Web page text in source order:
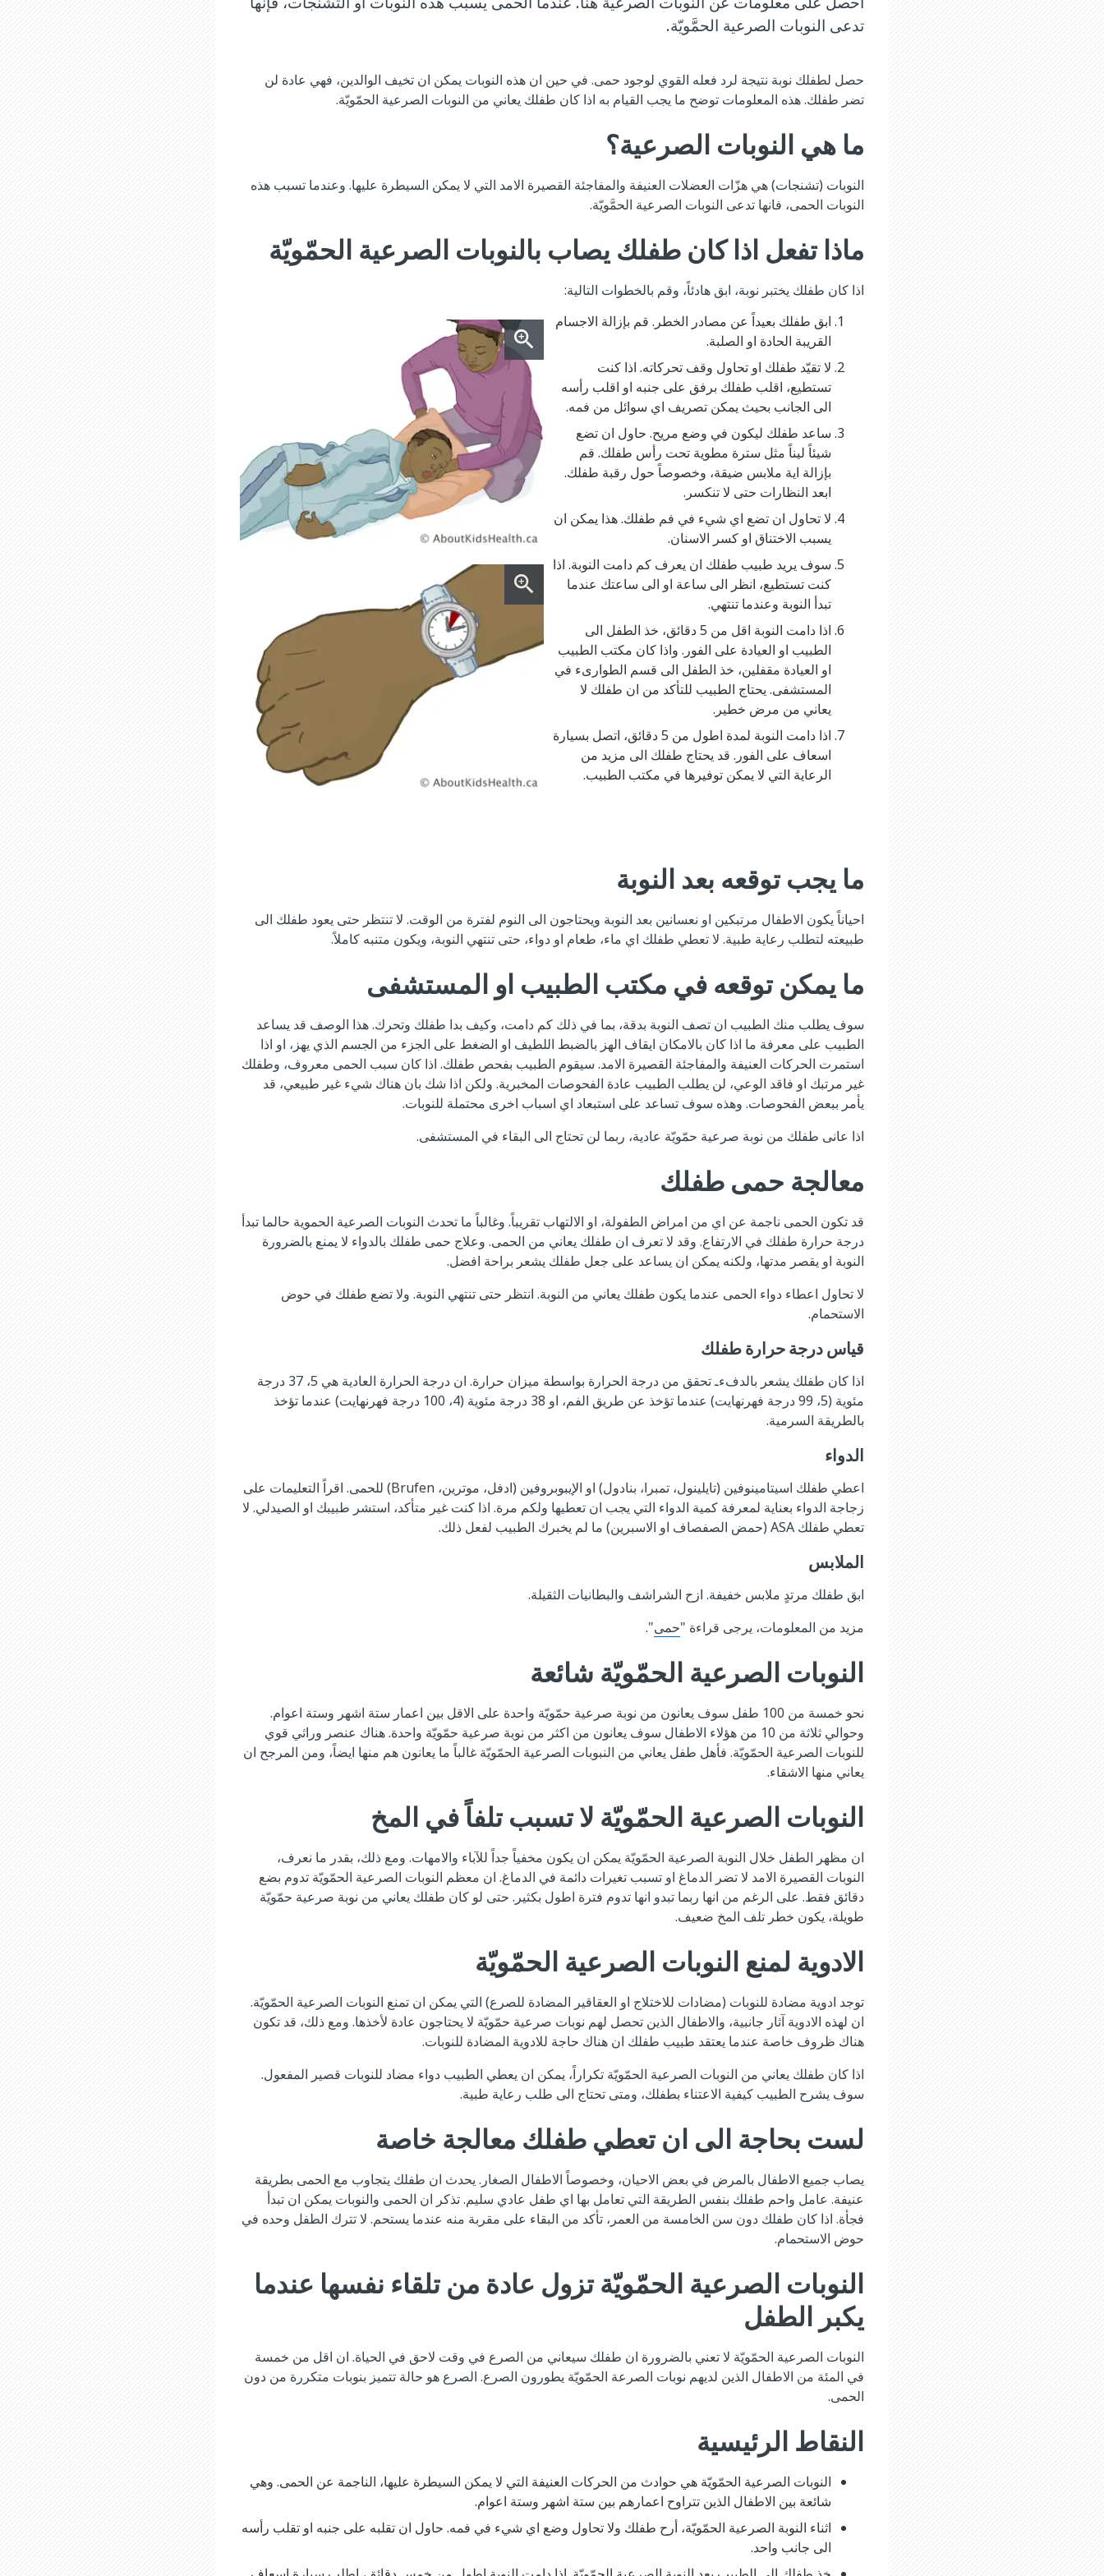
تدعى النوبات الصرعية الحمَّويّة.
حصل لطفلك نوبة نتيجة لرد فعله القوي لوجود حمى. في حين ان هذه النوبات يمكن ان تخيف الوالدين، فهي عادة لن
تضر طفلك. هذه المعلومات توضح ما يجب القيام به اذا كان طفلك يعاني من النوبات الصرعية الحمّويّة.
ما هي النوبات الصرعية؟
النوبات (تشنجات) هي هزّات العضلات العنيفة والمفاجئة القصيرة الامد التي لا يمكن السيطرة عليها. وعندما تسبب هذه
النوبات الحمى، فانها تدعى النوبات الصرعية الحمَّويّة.
ماذا تفعل اذا كان طفلك يصاب بالنوبات الصرعية الحمّويّة
اذا كان طفلك يختبر نوبة، ابق هادئاً، وقم بالخطوات التالية:
ابق طفلك بعيداً عن مصادر الخطر. قم بإزالة الاجسام
القريبة الحادة او الصلبة.
لا تقيّد طفلك او تحاول وقف تحركاته. اذا كنت
تستطيع، اقلب طفلك برفق على جنبه او اقلب رأسه
الى الجانب بحيث يمكن تصريف اي سوائل من فمه.
ساعد طفلك ليكون في وضع مريح. حاول ان تضع
شيئاً ليناً مثل سترة مطوية تحت رأس طفلك. قم
بإزالة اية ملابس ضيقة، وخصوصاً حول رقبة طفلك.
ابعد النظارات حتى لا تنكسر.
لا تحاول ان تضع اي شيء في فم طفلك. هذا يمكن ان
يسبب الاختناق او كسر الاسنان.
سوف يريد طبيب طفلك ان يعرف كم دامت النوبة. اذا
كنت تستطيع، انظر الى ساعة او الى ساعتك عندما
تبدأ النوبة وعندما تنتهي.
اذا دامت النوبة اقل من 5 دقائق، خذ الطفل الى
الطبيب او العيادة على الفور. واذا كان مكتب الطبيب
او العيادة مقفلين، خذ الطفل الى قسم الطوارىء في
المستشفى. يحتاج الطبيب للتأكد من ان طفلك لا
يعاني من مرض خطير.
اذا دامت النوبة لمدة اطول من 5 دقائق، اتصل بسيارة
اسعاف على الفور. قد يحتاج طفلك الى مزيد من
الرعاية التي لا يمكن توفيرها في مكتب الطبيب.
ما يجب توقعه بعد النوبة
احياناً يكون الاطفال مرتبكين او نعسانين بعد النوبة ويحتاجون الى النوم لفترة من الوقت. لا تنتظر حتى يعود طفلك الى
طبيعته لتطلب رعاية طبية. لا تعطي طفلك اي ماء، طعام او دواء، حتى تنتهي النوبة، ويكون متنبه كاملاً.
ما يمكن توقعه في مكتب الطبيب او المستشفى
سوف يطلب منك الطبيب ان تصف النوبة بدقة، بما في ذلك كم دامت، وكيف بدا طفلك وتحرك. هذا الوصف قد يساعد
الطبيب على معرفة ما اذا كان بالامكان ايقاف الهز بالضبط اللطيف او الضغط على الجزء من الجسم الذي يهز، او اذا
استمرت الحركات العنيفة والمفاجئة القصيرة الامد. سيقوم الطبيب بفحص طفلك. اذا كان سبب الحمى معروف، وطفلك
غير مرتبك او فاقد الوعي، لن يطلب الطبيب عادة الفحوصات المخبرية. ولكن اذا شك بان هناك شيء غير طبيعي، قد
يأمر ببعض الفحوصات. وهذه سوف تساعد على استبعاد اي اسباب اخرى محتملة للنوبات.
اذا عانى طفلك من نوبة صرعية حمّويّة عادية، ربما لن تحتاج الى البقاء في المستشفى.
معالجة حمى طفلك
قد تكون الحمى ناجمة عن اي من امراض الطفولة، او الالتهاب تقريباً. وغالباً ما تحدث النوبات الصرعية الحموية حالما تبدأ
درجة حرارة طفلك في الارتفاع. وقد لا تعرف ان طفلك يعاني من الحمى. وعلاج حمى طفلك بالدواء لا يمنع بالضرورة
النوبة او يقصر مدتها، ولكنه يمكن ان يساعد على جعل طفلك يشعر براحة افضل.
لا تحاول اعطاء دواء الحمى عندما يكون طفلك يعاني من النوبة. انتظر حتى تنتهي النوبة. ولا تضع طفلك في حوض
الاستحمام.
قياس درجة حرارة طفلك
اذا كان طفلك يشعر بالدفءـ تحقق من درجة الحرارة بواسطة ميزان حرارة. ان درجة الحرارة العادية هي 5، 37 درجة
مئوية (5، 99 درجة فهرنهايت) عندما تؤخذ عن طريق الفم، او 38 درجة مئوية (4، 100 درجة فهرنهايت) عندما تؤخذ
بالطريقة السرمية.
الدواء
اعطي طفلك اسيتامينوفين (تايلينول، تمبرا، بنادول) او الإيبوبروفين (ادفل، موترين، Brufen) للحمى. اقراً التعليمات على
زجاجة الدواء بعناية لمعرفة كمية الدواء التي يجب ان تعطيها ولكم مرة. اذا كنت غير متأكد، استشر طبيبك او الصيدلي. لا
تعطي طفلك ASA (حمض الصفصاف او الاسبرين) ما لم يخبرك الطبيب لفعل ذلك.
الملابس
ابق طفلك مرتدٍ ملابس خفيفة. ازح الشراشف والبطانيات الثقيلة.
مزيد من المعلومات، يرجى قراءة "حمى".
النوبات الصرعية الحمّويّة شائعة
نحو خمسة من 100 طفل سوف يعانون من نوبة صرعية حمّويّة واحدة على الاقل بين اعمار ستة اشهر وستة اعوام.
وحوالي ثلاثة من 10 من هؤلاء الاطفال سوف يعانون من اكثر من نوبة صرعية حمّويّة واحدة. هناك عنصر وراثي قوي
للنوبات الصرعية الحمّويّة. فأهل طفل يعاني من النبوبات الصرعية الحمّويّة غالباً ما يعانون هم منها ايضاً، ومن المرجح ان
يعاني منها الاشقاء.
النوبات الصرعية الحمّويّة لا تسبب تلفاً في المخ
ان مظهر الطفل خلال النوبة الصرعية الحمّويّة يمكن ان يكون مخفياً جداً للآباء والامهات. ومع ذلك، بقدر ما نعرف،
النوبات القصيرة الامد لا تضر الدماغ او تسبب تغيرات دائمة في الدماغ. ان معظم النوبات الصرعية الحمّويّة تدوم بضع
دقائق فقط. على الرغم من انها ربما تبدو انها تدوم فترة اطول بكثير. حتى لو كان طفلك يعاني من نوبة صرعية حمّويّة
طويلة، يكون خطر تلف المخ ضعيف.
الادوية لمنع النوبات الصرعية الحمّويّة
توجد ادوية مضادة للنوبات (مضادات للاختلاج او العقاقير المضادة للصرع) التي يمكن ان تمنع النوبات الصرعية الحمّويّة.
ان لهذه الادوية آثار جانبية، والاطفال الذين تحصل لهم نوبات صرعية حمّويّة لا يحتاجون عادة لأخذها. ومع ذلك، قد تكون
هناك ظروف خاصة عندما يعتقد طبيب طفلك ان هناك حاجة للادوية المضادة للنوبات.
اذا كان طفلك يعاني من النوبات الصرعية الحمّويّة تكراراً، يمكن ان يعطي الطبيب دواء مضاد للنوبات قصير المفعول.
سوف يشرح الطبيب كيفية الاعتناء بطفلك، ومتى تحتاج الى طلب رعاية طبية.
لست بحاجة الى ان تعطي طفلك معالجة خاصة
يصاب جميع الاطفال بالمرض في بعض الاحيان، وخصوصاً الاطفال الصغار. يحدث ان طفلك يتجاوب مع الحمى بطريقة
عنيفة. عامل واحم طفلك بنفس الطريقة التي تعامل بها اي طفل عادي سليم. تذكر ان الحمى والنوبات يمكن ان تبدأ
فجأة. اذا كان طفلك دون سن الخامسة من العمر، تأكد من البقاء على مقربة منه عندما يستحم. لا تترك الطفل وحده في
حوض الاستحمام.
النوبات الصرعية الحمّويّة تزول عادة من تلقاء نفسها عندما
يكبر الطفل
النوبات الصرعية الحمّويّة لا تعني بالضرورة ان طفلك سيعاني من الصرع في وقت لاحق في الحياة. ان اقل من خمسة
في المئة من الاطفال الذين لديهم نوبات الصرعة الحمّويّة يطورون الصرع. الصرع هو حالة تتميز بنوبات متكررة من دون
الحمى.
النقاط الرئيسية
النوبات الصرعية الحمّويّة هي حوادث من الحركات العنيفة التي لا يمكن السيطرة عليها، الناجمة عن الحمى. وهي
شائعة بين الاطفال الذين تتراوح اعمارهم بين ستة اشهر وستة اعوام.
اثناء النوبة الصرعية الحمّويّة، أرح طفلك ولا تحاول وضع اي شيء في فمه. حاول ان تقلبه على جنبه او تقلب رأسه
الى جانب واحد.